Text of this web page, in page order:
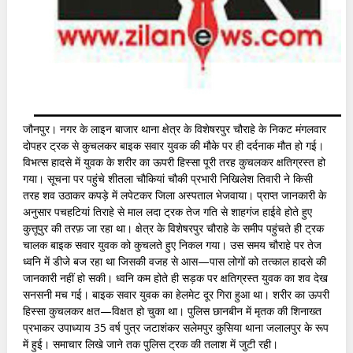
जौनपुर। नगर के लाइन बाजार थाना क्षेत्र के विशेषरपुर चौराहे के निकट मंगलवार
दोपहर ट्रक से कुचलकर बाइक सवार युवक की मौके पर ही दर्दनाक मौत हो गई।
विभत्स हादसे में युवक के शरीर का ऊपरी हिस्सा पूरी तरह कुचलकर क्षतिग्रस्त हो
गया। सूचना पर पहुंचे शीतला चौकियां चौकी प्रभारी निखिलेश तिवारी ने किसी
तरह शव उठाकर कपड़े में लपेटकर जिला अस्पताल भेजवाया। प्राप्त जानकारी के
अनुसार पचहटियां तिराहे से माल लदा ट्रक तेज गति से शाहगंज हाईवे होते हुए
कुत्तूपुर की तरफ़ जा रहा था। क्षेत्र के विशेषरपुर चौराहे के समीप पहुंचते ही ट्रक
चालक बाइक सवार युवक को कुचलते हुए निकल गया। उस समय चौराहे पर तेज
ध्वनि में डीजे बज रहा था जिसकी वजह से आस—पास लोगों को तत्काल हादसे की
जानकारी नहीं हो सकी। ध्वनि कम होते ही सड़क पर क्षतिग्रस्त युवक का शव देख
सनसनी मच गई। बाइक सवार युवक का हेलमेट दूर गिरा हुआ था। शरीर का ऊपरी
हिस्सा कुचलकर क्षत—विक्षत हो चुका था। पुलिस छानबीन में मृतक की शिनाख्त
प्रभाकर उपाध्याय 35 वर्ष पुत्र जटाशंकर सलेमपुर कुसिया थाना जलालपुर के रूप
में हुई। समाचार लिखे जाने तक पुलिस ट्रक की तलाश में जुटी रही।